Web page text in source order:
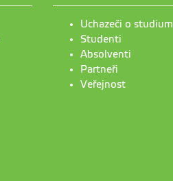
Uchazeči o studium
Studenti
Absolventi
Partneři
Veřejnost